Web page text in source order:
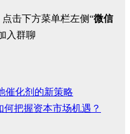
击下方菜单栏左侧“微信
入群聊
催化剂的新策略
把握资本市场机遇？